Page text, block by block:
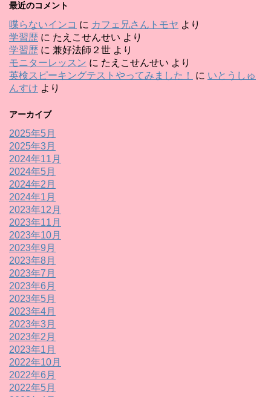
最近のコメント
喋らないインコ に カフェ兄さんトモヤ より
学習歴 に たえこせんせい より
学習歴 に 兼好法師２世 より
モニターレッスン に たえこせんせい より
英検スピーキングテストやってみました！
に いとうしゅ
んすけ より
アーカイブ
2025年5月
2025年3月
2024年11月
2024年5月
2024年2月
2024年1月
2023年12月
2023年11月
2023年10月
2023年9月
2023年8月
2023年7月
2023年6月
2023年5月
2023年4月
2023年3月
2023年2月
2023年1月
2022年10月
2022年6月
2022年5月